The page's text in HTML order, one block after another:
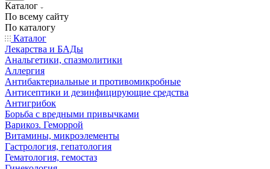
Каталог
По всему сайту
По каталогу
Каталог
Лекарства и БАДы
Анальгетики, спазмолитики
Аллергия
Антибактериальные и противомикробные
Антисептики и дезинфицирующие средства
Антигрибок
Борьба с вредными привычками
Варикоз. Геморрой
Витамины, микроэлементы
Гастрология, гепатология
Гематология, гемостаз